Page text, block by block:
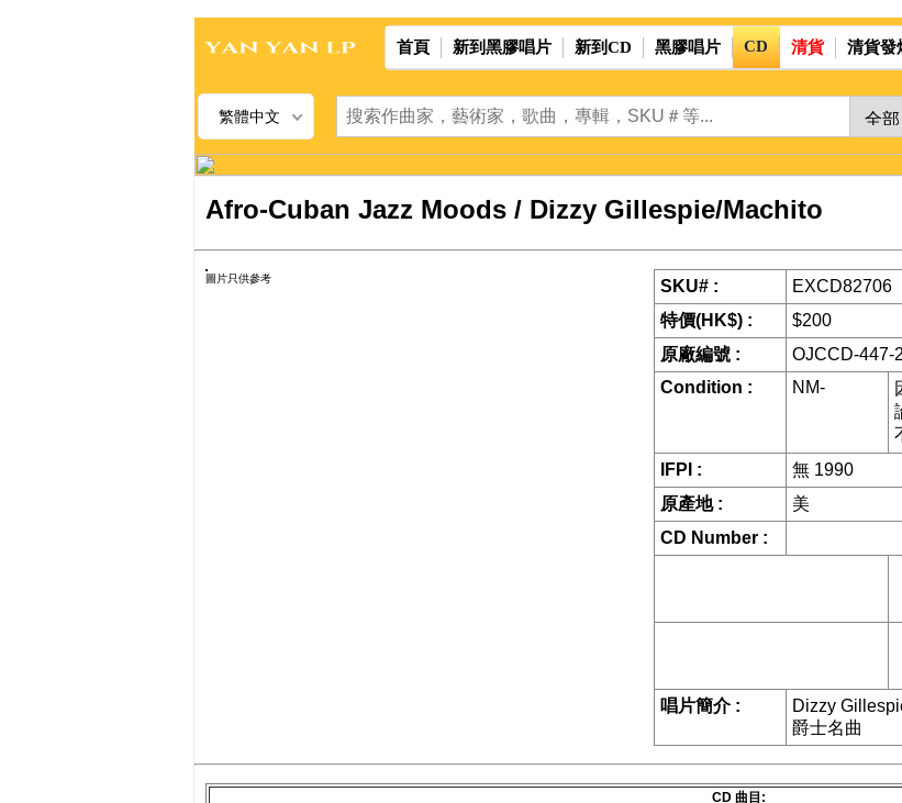
首頁 新到黑膠唱片 新到CD 黑膠唱片 CD 清貨 清貨發
繁體中文
Afro-Cuban Jazz Moods / Dizzy Gillespie/Machito
圖片只供參考 SKU# :
EXCD82706
特價(HK$) :
$200
原廠編號 :
OJCCD-447-
Condition :
NM-
IFPI :
無 1990
原產地 :
美
CD Number :
唱片簡介 :
Dizzy
爵士名曲
CD 曲目: